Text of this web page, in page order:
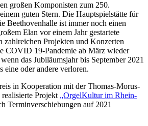
großen Komponisten zum 250.
guten Stern. Die Hauptspielstätte für
Beethovenhalle ist immer noch einen
Elan vor einem Jahr gestartete
zahlreichen Projekten und Konzerten
COVID 19-Pandemie ab März wieder
das Jubiläumsjahr bis September 2021
eine oder andere verloren.
in Kooperation mit der Thomas-Morus-
Projekt „OrgelKultur im Rhein-
Terminverschiebungen auf 2021